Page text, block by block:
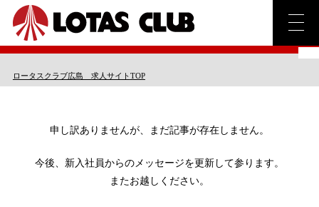
Thank you.
ロータスクラブ広島 求人サイトTOP
申し訳ありませんが、 まだ記事が存在しません。
今後、新入社員からのメッセージを更新して参ります。
またお越しください。